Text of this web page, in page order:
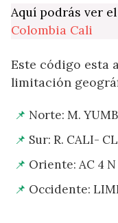
Aquí podrás ver
Colombia Cali
Este código esta
limitación
Norte: M.
Sur: R. CALI-
Oriente: AC 4 N
Occidente: